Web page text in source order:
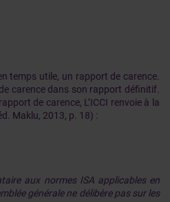
temps utile, un rapport de carence.
carence dans son rapport définitif.
de carence, L’ICCI renvoie à la
Maklu, 2013, p. 18) :
aux normes ISA applicables en
générale ne délibère pas sur les